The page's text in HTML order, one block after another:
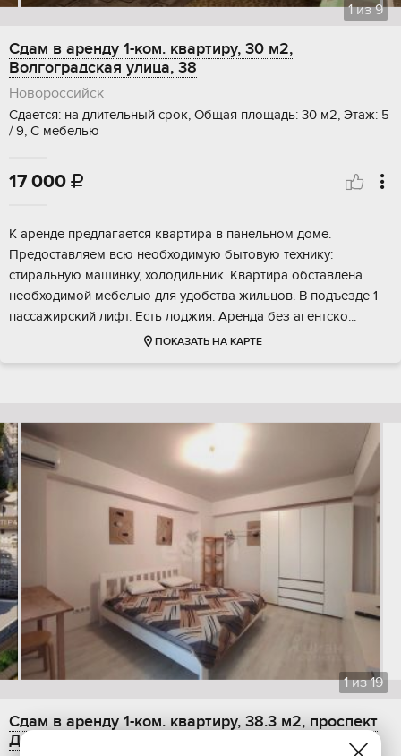
1из9
Сдам в аренду 1-ком. квартиру, 30 м2,
Волгоградская улица, 38
Новороссийск
Сдается: на длительный срок, Общая площадь: 30 м2, Этаж: 5
/ 9, С мебелью
17 000 
К аренде предлагается квартира в панельном доме.
Предоставляем всю необходимую бытовую технику:
стиральную машинку, холодильник. Квартира обставлена
необходимой мебелью для удобства жильцов. В подъезде 1
пассажирский лифт. Есть лоджия. Аренда без агентско...
ПОКАЗАТЬ НА КАРТЕ
1из19
Сдам в аренду 1-ком. квартиру, 38.3 м2, проспект
Дзержинского, 244к9